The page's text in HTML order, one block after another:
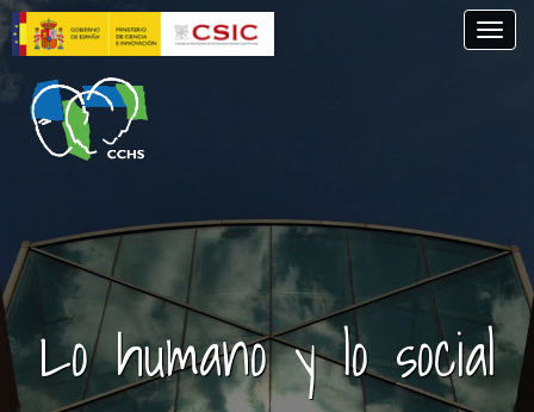
Pasar
al
contenido
principal
Lo humano y lo social